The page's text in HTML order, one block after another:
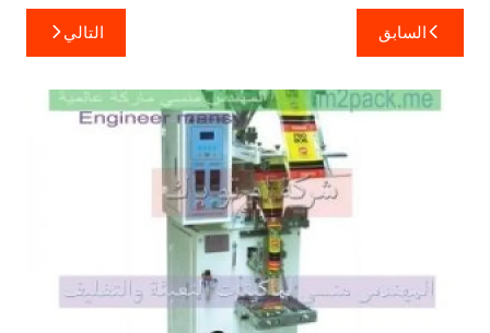
تصفّح
المقالات
السابق التالي